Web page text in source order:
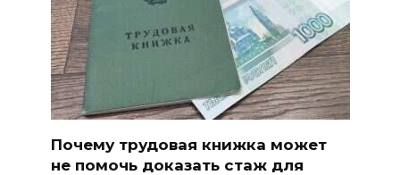
Почему трудовая книжка может
не помочь доказать стаж для